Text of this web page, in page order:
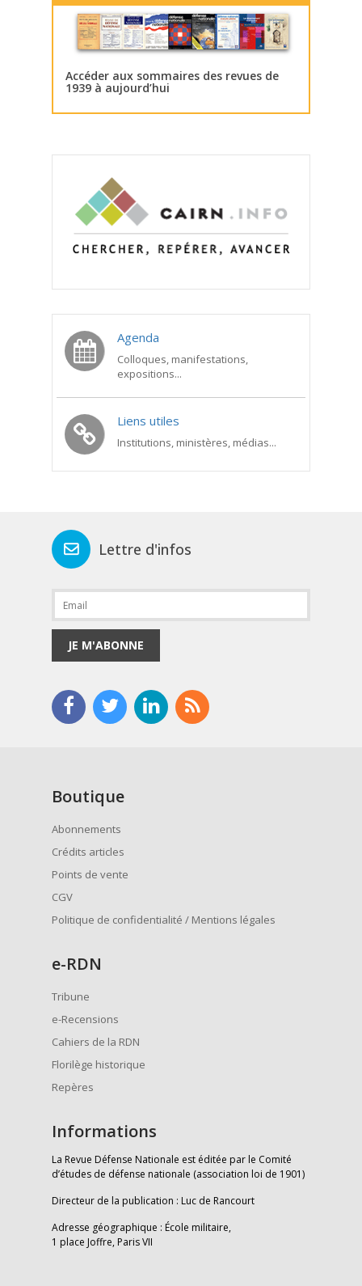
Accéder aux sommaires des revues de
1939 à aujourd’hui
Agenda
Colloques, manifestations,
expositions...
Liens utiles
Institutions, ministères, médias...
Lettre d'infos
JE M'ABONNE
Boutique
Abonnements
Crédits articles
Points de vente
CGV
Politique de confidentialité / Mentions légales
e-RDN
Tribune
e-Recensions
Cahiers de la RDN
Florilège historique
Repères
Informations
La Revue Défense Nationale est éditée par le Comité
d’études de défense nationale (association loi de 1901)
Directeur de la publication : Luc de Rancourt
Adresse géographique : École militaire,
1 place Joffre, Paris VII